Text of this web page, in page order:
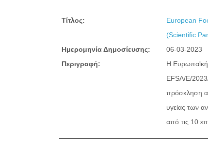
Τίτλος:
European
(Scientific
Ημερομηνία Δημοσίευσης:
06-03-2023
Περιγραφή:
Η Ευρωπαϊκή
EFSA/E/
πρόσκληση
υγείας των
από τις 10